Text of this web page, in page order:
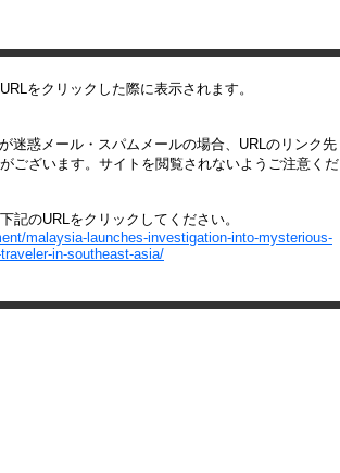
をクリックした際に表示されます。
迷惑メール・スパムメールの場合、URLのリンク先
ございます。サイトを閲覧されないようご注意くだ
記のURLをクリックしてください。
malaysia-launches-investigation-into-mysterious-
in-southeast-asia/